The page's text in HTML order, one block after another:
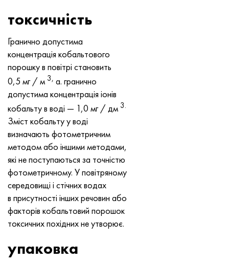
токсичність
Гранично допустима
концентрація кобальтового
порошку в повітрі становить
0,5 мг / м 3, а. гранично
допустима концентрація іонів
кобальту в воді — 1,0 мг / дм 3.
Зміст кобальту у воді
визначають фотометричним
методом або іншими методами,
які не поступаються за точністю
фотометричному. У повітряному
середовищі і стічних водах
в присутності інших речовин або
факторів кобальтовий порошок
токсичних похідних не утворює.
упаковка
Удимет 500
Удимет 720